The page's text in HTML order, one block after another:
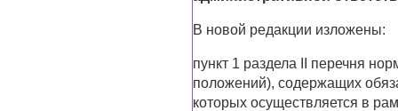
В новой редакции изложены:
пункт 1 раздела II перечня
положений), содержащих
которых осуществляется в